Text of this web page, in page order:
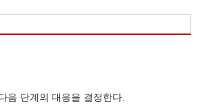
음 단계의 대응을 결정한다.